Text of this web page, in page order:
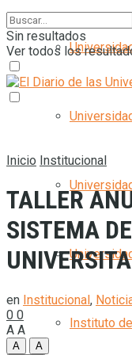
Instituto
Sin resultados
Ver todos los
Inicio Institucional
TALLER
SISTEMA
en Institucional,
0 0
A A
A
A